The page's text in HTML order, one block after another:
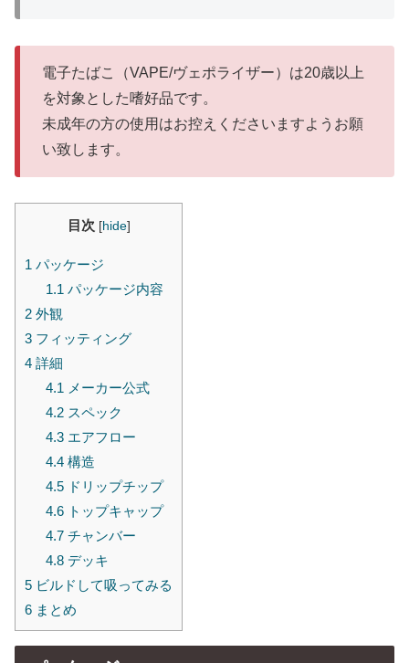
電子たばこ（VAPE/ヴェポライザー）は20歳以上
を対象とした嗜好品です。
未成年の方の使用はお控えくださいますようお願
い致します。
目次 [hide]
1 パッケージ
1.1 パッケージ内容
2 外観
3 フィッティング
4 詳細
4.1 メーカー公式
4.2スペック
4.3エアフロー
4.4構造
4.5ドリップチップ
4.6トップキャップ
4.7チャンバー
4.8デッキ
5 ビルドして吸ってみる
6 まとめ